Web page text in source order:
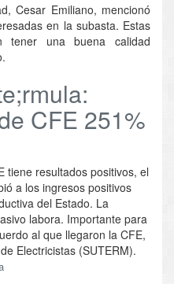
Cesar Emiliano, mencionó
en la subasta. Estas
tener una buena calidad
CFE 251%
tiene resultados positivos, el
a los ingresos positivos
del Estado. La
labora. Importante para
al que llegaron la CFE,
Electricistas (SUTERM).